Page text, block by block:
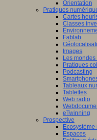
Orientation
Pratiques
Cartes
Classes
Fablab
Images
Les
Pratiques
Podcasting
Tableaux
Tablettes
Web radio
eTwinning
Prospective
Espaces